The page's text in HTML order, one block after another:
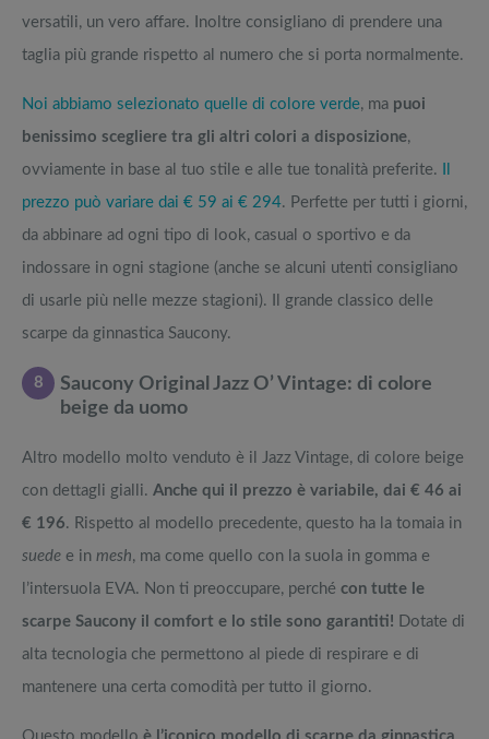
versatili, un vero affare. Inoltre consigliano di prendere una
taglia più grande rispetto al numero che si porta normalmente.
Noi abbiamo selezionato quelle di colore verde, ma puoi
benissimo scegliere tra gli altri colori a disposizione,
ovviamente in base al tuo stile e alle tue tonalità preferite.
prezzo può variare dai € 59 ai € 294. Perfette per tutti i giorni,
da abbinare ad ogni tipo di look, casual o sportivo e da
indossare in ogni stagione (anche se alcuni utenti consigliano
di usarle più nelle mezze stagioni). Il grande classico delle
scarpe da ginnastica Saucony.
8
Saucony Original Jazz O’ Vintage: di colore
beige da uomo
Altro modello molto venduto è il Jazz Vintage, di colore beige
con dettagli gialli. Anche qui il prezzo è variabile, dai € 46 ai
€ 196. Rispetto al modello precedente, questo ha la tomaia in
suede e in mesh, ma come quello con la suola in gomma e
l’intersuola EVA. Non ti preoccupare, perché con tutte le
scarpe Saucony il comfort e lo stile sono garantiti! Dotate di
alta tecnologia che permettono al piede di respirare e di
mantenere una certa comodità per tutto il giorno.